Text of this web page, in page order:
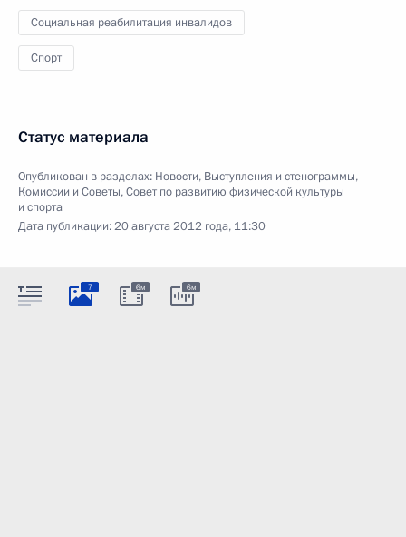
Социальная реабилитация инвалидов
Спорт
Статус материала
Опубликован в разделах: Новости, Выступления и стенограммы,
Комиссии и Советы,Совет по развитию физической культуры
и спорта
Дата публикации:20 августа 2012 года, 11:30
7 6м 6м